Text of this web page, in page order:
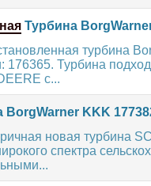
Турбина
турбина
176365. Турбина
с...
BorgWarner KKK
новая турбина
спектра